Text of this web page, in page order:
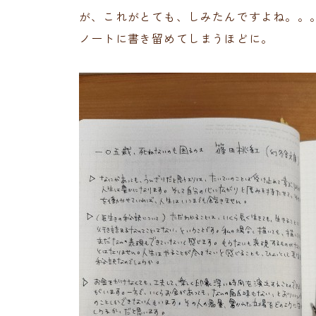
が、これがとても、しみたんですよね。。
ノートに書き留めてしまうほどに。